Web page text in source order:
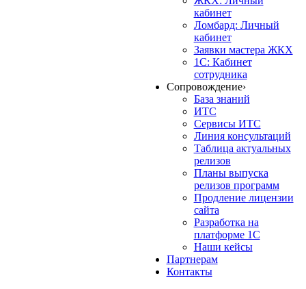
кабинет
Ломбард: Личный
кабинет
Заявки мастера ЖКХ
1С: Кабинет
сотрудника
Сопровождение›
База знаний
ИТС
Сервисы ИТС
Линия консультаций
Таблица актуальных
релизов
Планы выпуска
релизов программ
Продление лицензии
сайта
Разработка на
платформе 1С
Наши кейсы
Партнерам
Контакты